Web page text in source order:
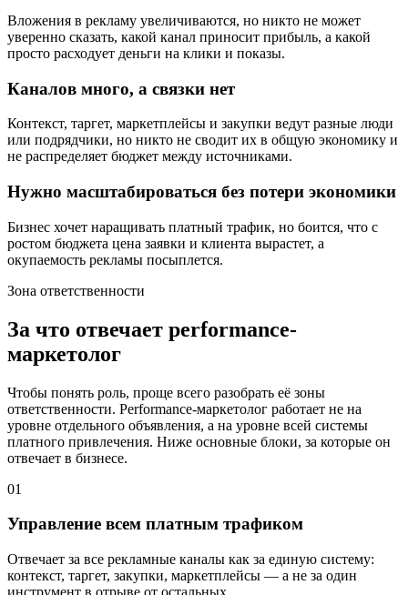
Вложения в рекламу увеличиваются, но никто не может
уверенно сказать, какой канал приносит прибыль, а какой
просто расходует деньги на клики и показы.
Каналов много, а связки нет
Контекст, таргет, маркетплейсы и закупки ведут разные люди
или подрядчики, но никто не сводит их в общую экономику и
не распределяет бюджет между источниками.
Нужно масштабироваться без потери экономики
Бизнес хочет наращивать платный трафик, но боится, что с
ростом бюджета цена заявки и клиента вырастет, а
окупаемость рекламы посыплется.
Зона ответственности
За что отвечает performance-
маркетолог
Чтобы понять роль, проще всего разобрать её зоны
ответственности. Performance-маркетолог работает не на
уровне отдельного объявления, а на уровне всей системы
платного привлечения. Ниже основные блоки, за которые он
отвечает в бизнесе.
01
Управление всем платным трафиком
Отвечает за все рекламные каналы как за единую систему:
контекст, таргет, закупки, маркетплейсы — а не за один
инструмент в отрыве от остальных.